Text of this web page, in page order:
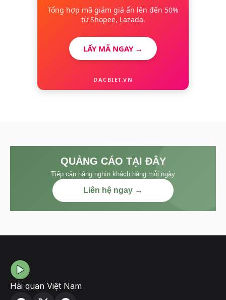
Tổng hợp mã giảm giá ẩn lên đến 50%
từ Shopee, Lazada.
LẤY MÃ NGAY →
DACBIET.VN
QUẢNG CÁO TẠI ĐÂY
Tiếp cận hàng nghìn khách hàng mỗi ngày
Liên hệ ngay →
Hải quan Việt Nam